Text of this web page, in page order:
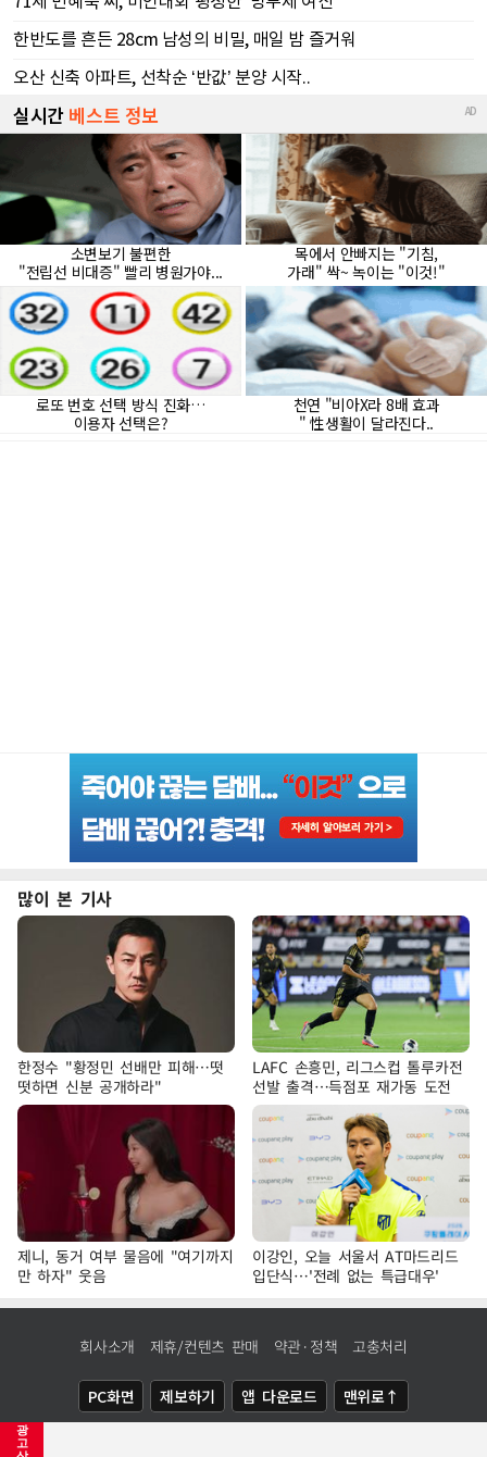
광
고
많이 본 기사
한정수 "황정민 선배만 피해…떳
떳하면 신분 공개하라"
LAFC 손흥민, 리그스컵 톨루카전
선발 출격…득점포 재가동 도전
제니, 동거 여부 물음에 "여기까지
만 하자" 웃음
이강인, 오늘 서울서 AT마드리드
입단식…'전례 없는 특급대우'
회사소개 제휴/컨텐츠 판매 약관·정책 고충처리
PC화면 제보하기 앱 다운로드 맨위로↑